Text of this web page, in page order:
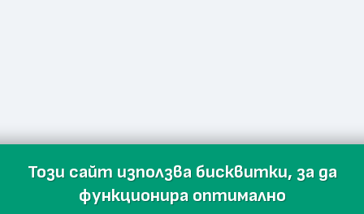
Този сайт използва бисквитки, за да
функционира оптимално